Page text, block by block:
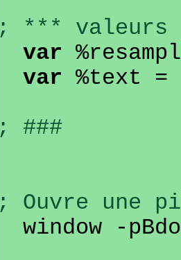
; *** valeurs
var
var %text =
; ###
; Ouvre une
window -